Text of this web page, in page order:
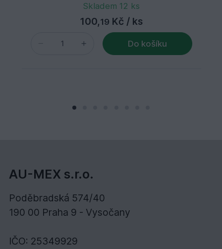
Skladem 12 ks
100,19 Kč / ks
Do košíku
AU-MEX s.r.o.
Poděbradská 574/40
190 00 Praha 9 - Vysočany
IČO: 25349929